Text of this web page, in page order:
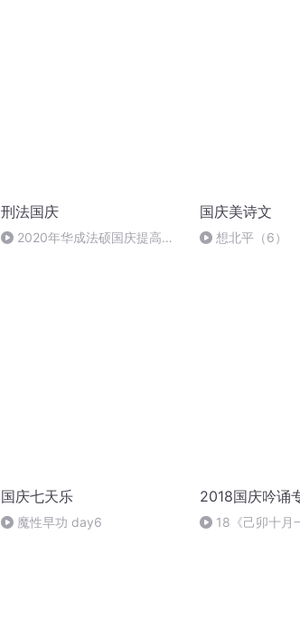
刑法国庆
2020年华成法硕国庆提高班
国庆美诗文
想北平（6）
国庆七天乐
魔性早功 day6
2018国庆吟诵
18《己卯十月